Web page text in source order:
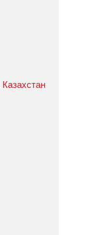
Казахстан